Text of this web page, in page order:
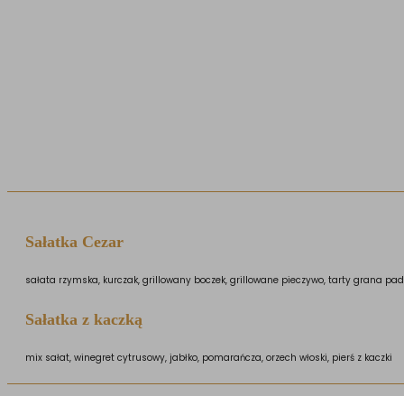
Sałatka Cezar
sałata rzymska, kurczak, grillowany boczek, grillowane pieczywo, tarty grana
Sałatka z kaczką
mix sałat, winegret cytrusowy, jabłko, pomarańcza, orzech włoski, pierś z kaczki